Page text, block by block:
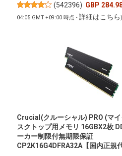
(542396) GBP
04:05 GMT +09:00 時点 -詳細はこちら)
Crucial(クルーシャル) PRO (マ
スクトップ用メモリ 16GBX2枚
ーカー制限付無期限保証
CP2K16G4DFRA32A【国内正規